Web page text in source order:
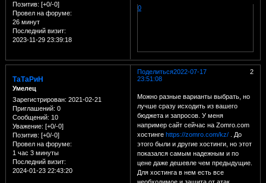
Позитив: [+0/-0]
Провел на форуме:
26 минут
Последний визит:
2023-11-29 23:39:18
0
Поделиться 2
2022-07-17
23:51:08
ТаТаРиН
Умелец
Зарегистрирован: 2021-02-21
Приглашений: 0
Сообщений: 10
Уважение: [+0/-0]
Позитив: [+0/-0]
Провел на форуме:
1 час 3 минуты
Последний визит:
2024-01-23 22:43:20
Можно разные варианты выбрать, но
лучше сразу исходить из вашего
бюджета и запросов. У меня
например сайт сейчас на Zomro.com
хостинге https://zomro.com/kz/. До
этого были и другие хостинги, но этот
показался самым надежным и по
цене даже дешевле чем предыдущие.
Для хостинга в нем есть все
необходимое и защита от атак.